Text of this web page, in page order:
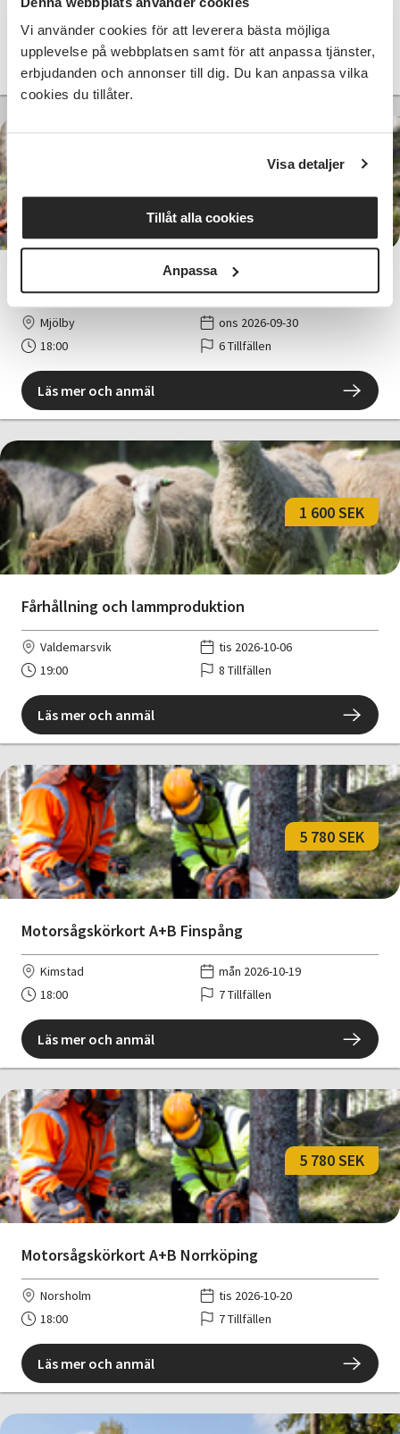
Vi använder cookies för att leverera bästa möjliga
upplevelse på webbplatsen samt för att anpassa tjänster,
erbjudanden och annonser till dig. Du kan anpassa vilka
cookies du tillåter.
Visa detaljer
Tillåt alla cookies
Anpassa
17:00
6 Tillfällen
Läs mer och anmäl
Motorsågskörkort A+B Mjölby
Mjölby
ons 2026-09-30
18:00
6 Tillfällen
Läs mer och anmäl
Fårhållning och lammproduktion
1 600 SEK
Valdemarsvik
tis 2026-10-06
19:00
8 Tillfällen
Läs mer och anmäl
Motorsågskörkort A+B Finspång
5 780 SEK
Kimstad
mån 2026-10-19
18:00
7 Tillfällen
Läs mer och anmäl
Motorsågskörkort A+B Norrköping
5 780 SEK
Norsholm
tis 2026-10-20
18:00
7 Tillfällen
Läs mer och anmäl